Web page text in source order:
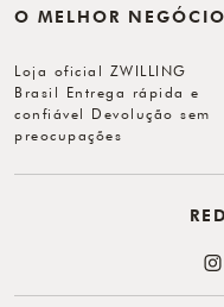
O MELHOR NEGÓCIO
Loja oficial ZWILLING
Brasil Entrega rápida e
confiável Devolução sem
preocupações